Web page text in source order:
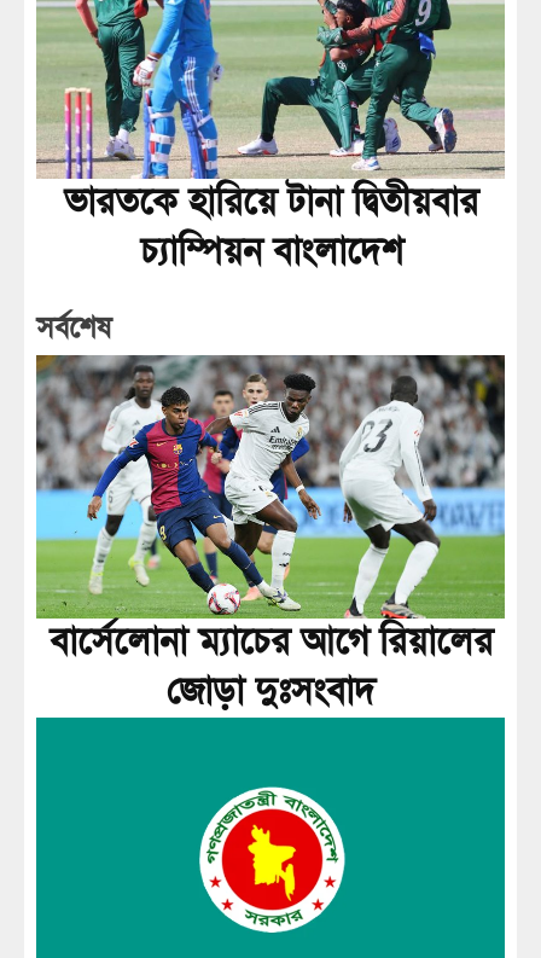
ভারতকে হারিয়ে টানা দ্বিতীয়বার
চ্যাম্পিয়ন বাংলাদেশ
সর্বশেষ
বার্সেলোনা ম্যাচের আগে রিয়ালের
জোড়া দুঃসংবাদ